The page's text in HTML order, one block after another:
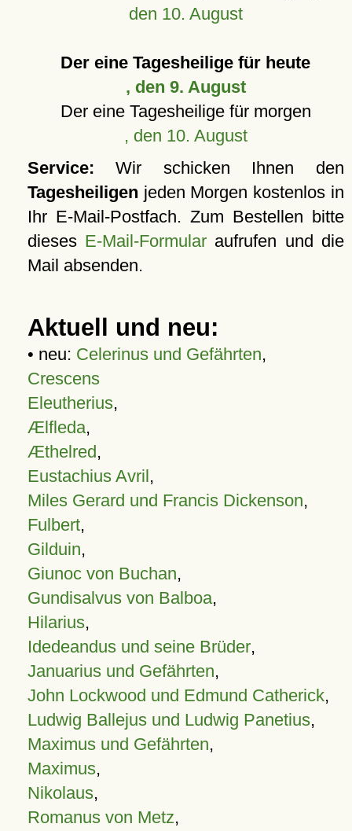
den 10. August
Der eine Tagesheilige für heute
, den 9. August
Der eine Tagesheilige für morgen
, den 10. August
Service: Wir schicken Ihnen den
Tagesheiligen jeden Morgen kostenlos in
Ihr E-Mail-Postfach. Zum Bestellen bitte
dieses E-Mail-Formular aufrufen und die
Mail absenden.
Aktuell und neu:
• neu: Celerinus und Gefährten,
Crescens
Eleutherius,
Ælfleda,
Æthelred,
Eustachius Avril,
Miles Gerard und Francis Dickenson,
Fulbert,
Gilduin,
Giunoc von Buchan,
Gundisalvus von Balboa,
Hilarius,
Idedeandus und seine Brüder,
Januarius und Gefährten,
John Lockwood und Edmund Catherick,
Ludwig Ballejus und Ludwig Panetius,
Maximus und Gefährten,
Maximus,
Nikolaus,
Romanus von Metz,